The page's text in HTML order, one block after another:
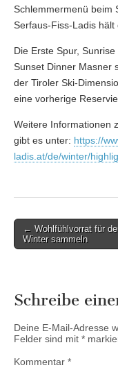
Schlemmermenü beim
Serfaus-Fiss-Ladis hält
Die Erste Spur,
Sunset Dinner Masner
der Tiroler Ski-
eine vorherige
Weitere Informationen
gibt es unter: https://
ladis.at/de/winter/
Post
navigation
← Wohlfühlvorrat für
Winter sammeln
Schreibe
Deine E-Mail-Adresse
Felder sind mit *
Kommentar *